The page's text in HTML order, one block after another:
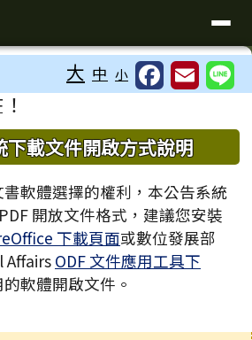
化國小全球資訊站
⏸
大 中 小
下載文件開啟方式說明
軟體選擇的權利，本公告系統
開放文件格式，建議您安裝
下載頁面或數位發展部
Affairs ODF 文件應用工具下
軟體開啟文件。